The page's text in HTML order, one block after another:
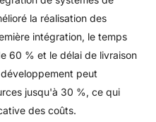
la réalisation des
intégration, le temps
60 % et le délai de livraison
peut
jusqu'à 30 %, ce qui
des coûts.